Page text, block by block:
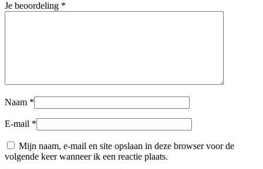
Je beoordeling *
Naam *
E-mail *
Mijn naam, e-mail en site opslaan in deze browser voor de
volgende keer wanneer ik een reactie plaats.